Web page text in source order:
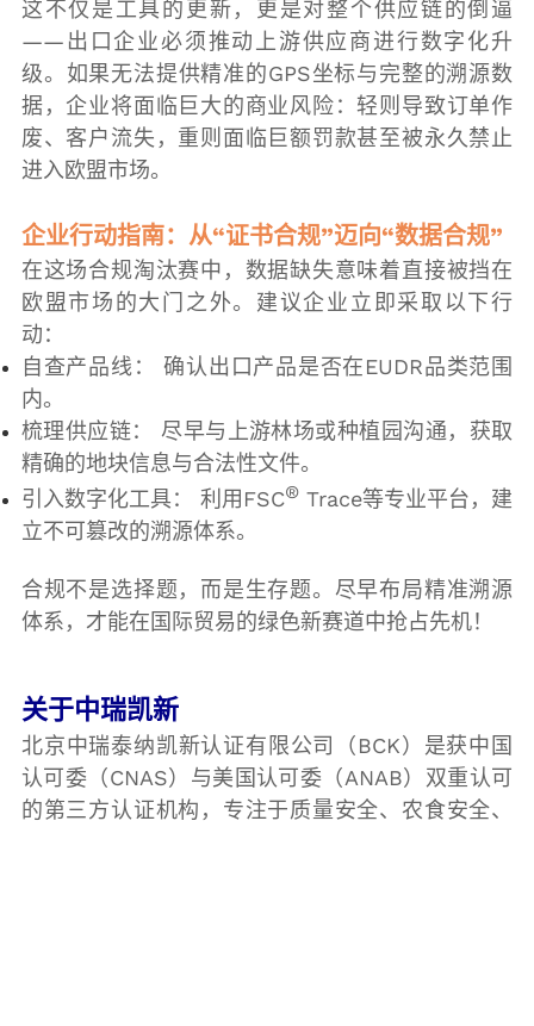
这不仅是工具的更新，更是对整个供应链的倒逼
——出口企业必须推动上游供应商进行数字化升
级。如果无法提供精准的GPS坐标与完整的溯源数
据，企业将面临巨大的商业风险：轻则导致订单作
废、客户流失，重则面临巨额罚款甚至被永久禁止
进入欧盟市场。
企业行动指南：从“证书合规”迈向“数据合规”
在这场合规淘汰赛中，数据缺失意味着直接被挡在
欧盟市场的大门之外。建议企业立即采取以下行
动：
自查产品线： 确认出口产品是否在EUDR品类范围
内。
梳理供应链： 尽早与上游林场或种植园沟通，获取
精确的地块信息与合法性文件。
引入数字化工具：
利用 FSC® Trace等专业平台，建
立不可篡改的溯源体系。
合规不是选择题，而是生存题。尽早布局精准溯源
体系，才能在国际贸易的绿色新赛道中抢占先机！
关于中瑞凯新
北京中瑞泰纳凯新认证有限公司（BCK）是获中国
认可委（CNAS）与美国认可委（ANAB）双重认可
的第三方认证机构，专注于质量安全、农食安全、